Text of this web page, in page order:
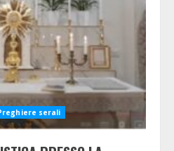
serali